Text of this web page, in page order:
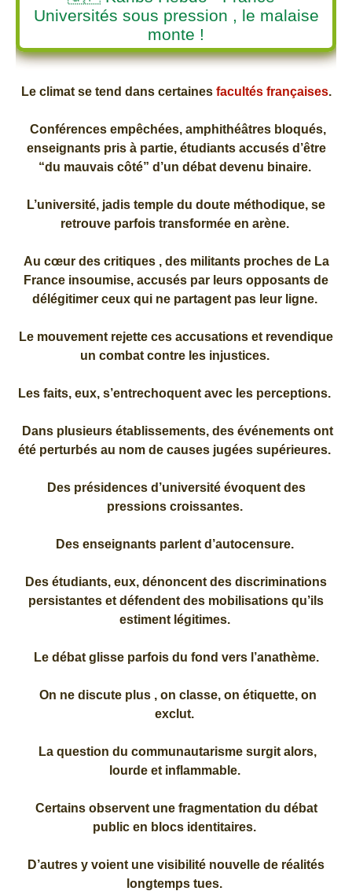
Universités sous pression , le malaise
monte !
Le climat se tend dans certaines facultés françaises.
Conférences empêchées, amphithéâtres bloqués,
enseignants pris à partie, étudiants accusés d’être
“du mauvais côté” d’un débat devenu binaire.
L’université, jadis temple du doute méthodique, se
retrouve parfois transformée en arène.
Au cœur des critiques , des militants proches de La
France insoumise, accusés par leurs opposants de
délégitimer ceux qui ne partagent pas leur ligne.
Le mouvement rejette ces accusations et revendique
un combat contre les injustices.
Les faits, eux, s’entrechoquent avec les perceptions.
Dans plusieurs établissements, des événements ont
été perturbés au nom de causes jugées supérieures.
Des présidences d’université évoquent des
pressions croissantes.
Des enseignants parlent d’autocensure.
Des étudiants, eux, dénoncent des discriminations
persistantes et défendent des mobilisations qu’ils
estiment légitimes.
Le débat glisse parfois du fond vers l’anathème.
On ne discute plus , on classe, on étiquette, on
exclut.
La question du communautarisme surgit alors,
lourde et inflammable.
Certains observent une fragmentation du débat
public en blocs identitaires.
D’autres y voient une visibilité nouvelle de réalités
longtemps tues.